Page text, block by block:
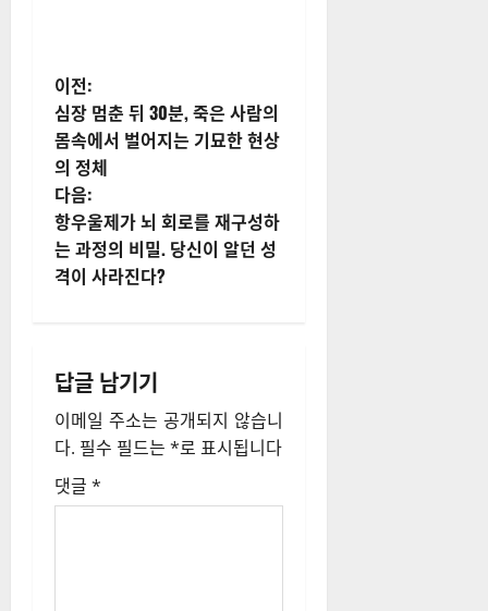
게
시
물
내
비
이
션
이전:
심장 멈춘 뒤 30분, 죽은 사람의
몸속에서 벌어지는 기묘한 현상
의 정체
다음:
항우울제가 뇌 회로를 재구성하
는 과정의 비밀. 당신이 알던 성
격이 사라진다?
답글 남기기
이메일 주소는 공개되지 않습니
다. 필수 필드는 *로 표시됩니다
댓글 *